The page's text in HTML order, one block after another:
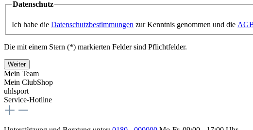
Datenschutz
Ich habe die Datenschutzbestimmungen zur Kenntnis genommen und die
Die mit einem Stern (*) markierten Felder sind Pflichtfelder.
Weiter
Mein Team
Mein ClubShop
uhlsport
Service-Hotline